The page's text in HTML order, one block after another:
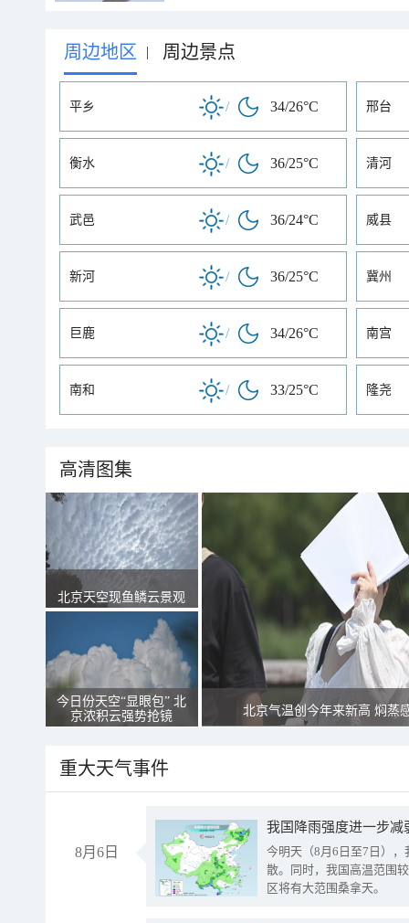
周边地区 | 周边景点
平乡 / 34/26°C 邢台
衡水 / 36/25°C 清河
武邑 / 36/24°C 威县
新河 / 36/25°C 冀州
巨鹿 / 34/26°C 南宫
南和 / 33/25°C 隆尧
高清图集
北京天空现鱼鳞云景观
今日份天空“显眼包” 北
京浓积云强势抢镜
北京气温创今年来新高 焖蒸
重大天气事件
8月6日
今明天（8月6日至7日）
散。同时，我国高温范围
区将有大范围桑拿天。